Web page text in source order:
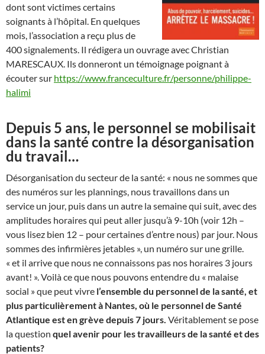
dont sont victimes certains
soignants à l’hôpital. En quelques
mois, l’association a reçu plus de
400 signalements. Il rédigera un ouvrage avec Christian
MARESCAUX. Ils donneront un témoignage poignant à
écouter sur https://www.franceculture.fr/personne/philippe-
halimi
Depuis 5 ans, le personnel se mobilisait
dans la santé contre la désorganisation
du travail…
Désorganisation du secteur de la santé: « nous ne sommes que
des numéros sur les plannings, nous travaillons dans un
service un jour, puis dans un autre la semaine qui suit, avec des
amplitudes horaires qui peut aller jusqu’à 9-10h (voir 12h –
vous lisez bien 12 – pour certaines d’entre nous) par jour. Nous
sommes des infirmières jetables », un numéro sur une grille.
« et il arrive que nous ne connaissons pas nos horaires 3 jours
avant! ». Voilà ce que nous pouvons entendre du « malaise
social » que peut vivre l’ensemble du personnel de la santé, et
plus particulièrement à Nantes, où le personnel de Santé
Atlantique est en grève depuis 7 jours. Véritablement se pose
la question quel avenir pour les travailleurs de la santé et des
patients?